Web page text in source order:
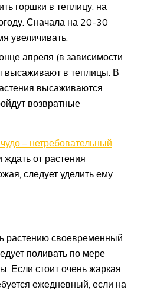
горшки в теплицу, на
Сначала на 20-30
увеличивать.
апреля (в зависимости
высаживают в теплицы. В
высаживаются
возвратные
– нетребовательный
ждать от растения
следует уделить ему
растению своевременный
поливать по мере
Если стоит очень жаркая
ежедневный, если на